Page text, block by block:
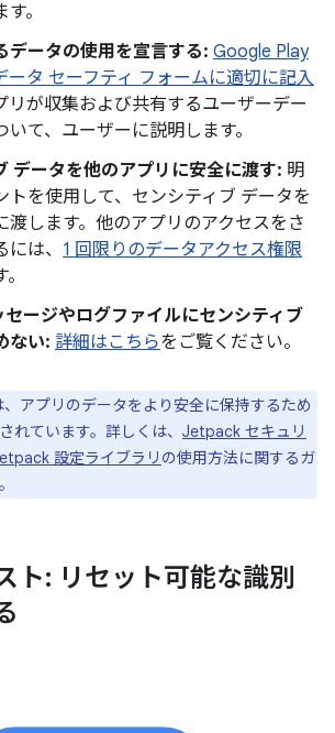
。
データの使用を宣言する: Google Play
ータ セーフティ フォームに適切に記入
リが収集および共有するユーザーデー
いて、ユーザーに説明します。
データを他のアプリに安全に渡す: 明
トを使用して、センシティブ データを
渡します。他のアプリのアクセスをさ
は、 1 回限りのデータアクセス権限
ージやログファイルにセンシティブ
ない: 詳細はこちらをご覧ください。
アプリのデータをより安全に保持するため
れています。詳しくは、 Jetpack セキュリ
設定ライブラリ の使用方法に関するガ
ト: リセット可能な識別